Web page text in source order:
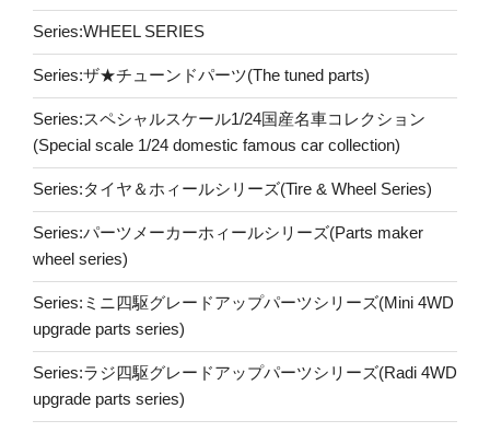
Series:WHEEL SERIES
Series:ザ★チューンドパーツ(The tuned parts)
Series:スペシャルスケール1/24国産名車コレクション
(Special scale 1/24 domestic famous car collection)
Series:タイヤ＆ホィールシリーズ(Tire & Wheel Series)
Series:パーツメーカーホィールシリーズ(Parts maker
wheel series)
Series:ミニ四駆グレードアップパーツシリーズ(Mini 4WD
upgrade parts series)
Series:ラジ四駆グレードアップパーツシリーズ(Radi 4WD
upgrade parts series)